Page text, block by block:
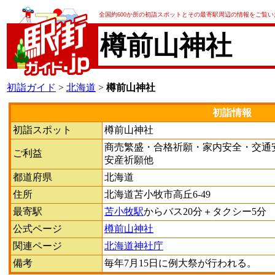
全国約600か所の初詣スポットとその最寄駅周辺の情報をご覧
樽前山神社
初詣ガイド > 北海道 > 樽前山神社
初詣情報
初詣スポット
樽前山神社
ご利益
商売繁盛・合格祈願・家内安全・交
安産祈願他
都道府県
北海道
住所
北海道苫小牧市高丘6-49
最寄駅
苫小牧駅からバス20分＋タクシー5分
公式ページ
樽前山神社
関連ページ
北海道神社庁
備考
毎年7月15日に例大祭が行われる。